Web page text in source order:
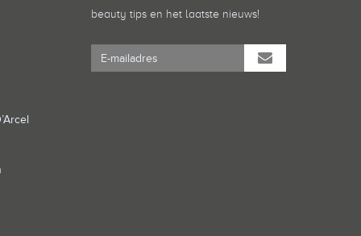
beauty tips en het laatste nieuws!